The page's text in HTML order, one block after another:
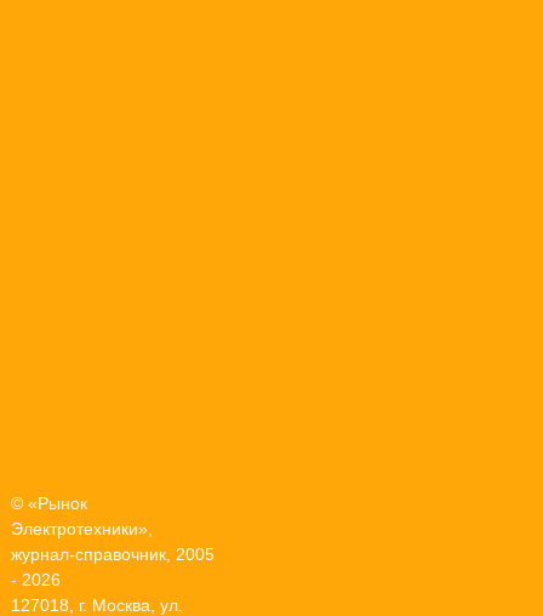
© «Рынок
Электротехники»,
журнал-справочник, 2005
- 2026
127018, г. Москва, ул.